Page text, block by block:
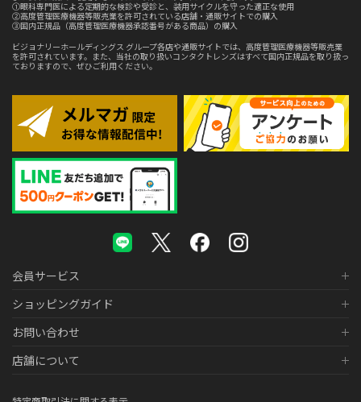
①眼科専門医による定期的な検診や受診と、装用サイクルを守った適正な使用
②高度管理医療機器等販売業を許可されている店舗・通販サイトでの購入
③国内正規品（高度管理医療機器承認番号がある商品）の購入
ビジョナリーホールディングス グループ各店や通販サイトでは、高度管理医療機器等販売業
を許可されています。また、当社の取り扱いコンタクトレンズはすべて国内正規品を取り扱っ
ておりますので、ぜひご利用ください。
会員サービス
ショッピングガイド
お問い合わせ
店舗について